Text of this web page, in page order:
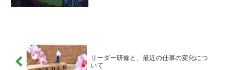
リーダー研修と、最近の仕事の変化につ
いて